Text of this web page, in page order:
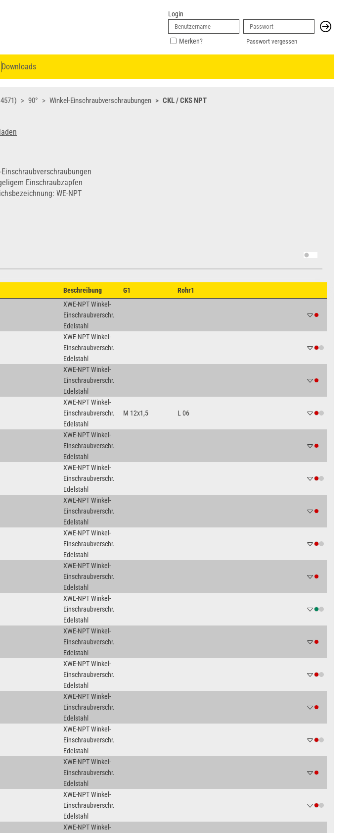
Login
Merken? Passwort vergessen
Downloads
90° Winkel-Einschraubverschraubungen CKL / CKS NPT
Einschraubzapfen
WE-NPT
Beschreibung G1 Rohr1
XWE-NPT Winkel-
Einschraubverschr.
Edelstahl
XWE-NPT Winkel-
Einschraubverschr.
Edelstahl
XWE-NPT Winkel-
Einschraubverschr.
Edelstahl
XWE-NPT Winkel-
Einschraubverschr.
Edelstahl
M 12x1,5 L 06
XWE-NPT Winkel-
Einschraubverschr.
Edelstahl
XWE-NPT Winkel-
Einschraubverschr.
Edelstahl
XWE-NPT Winkel-
Einschraubverschr.
Edelstahl
XWE-NPT Winkel-
Einschraubverschr.
Edelstahl
XWE-NPT Winkel-
Einschraubverschr.
Edelstahl
XWE-NPT Winkel-
Einschraubverschr.
Edelstahl
XWE-NPT Winkel-
Einschraubverschr.
Edelstahl
XWE-NPT Winkel-
Einschraubverschr.
Edelstahl
XWE-NPT Winkel-
Einschraubverschr.
Edelstahl
XWE-NPT Winkel-
Einschraubverschr.
Edelstahl
XWE-NPT Winkel-
Einschraubverschr.
Edelstahl
XWE-NPT Winkel-
Einschraubverschr.
Edelstahl
XWE-NPT Winkel-